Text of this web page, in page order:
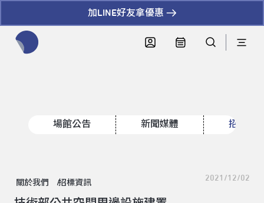
加LINE好友拿優惠
場館公告 新聞媒體 招標資
關於我們 招標資訊
2021/12/02